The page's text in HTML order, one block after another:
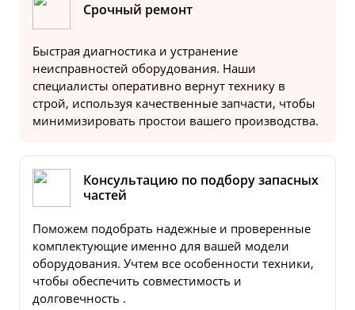
Срочный ремонт
Быстрая диагностика и устранение
неисправностей оборудования. Наши
специалисты оперативно вернут технику в
строй, используя качественные запчасти, чтобы
минимизировать простои вашего производства.
Консультацию по подбору запасных
частей
Поможем подобрать надежные и проверенные
комплектующие именно для вашей модели
оборудования. Учтем все особенности техники,
чтобы обеспечить совместимость и
долговечность .